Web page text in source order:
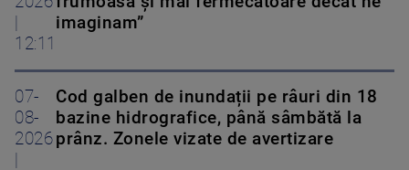
12:11
imaginam”
07-
08-
2026
Cod galben de inundații pe râuri din 18
bazine hidrografice, până sâmbătă la
prânz. Zonele vizate de avertizare